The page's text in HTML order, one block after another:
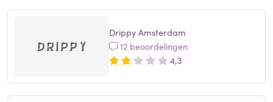
Drippy Amsterdam
12 beoordelingen
4,3